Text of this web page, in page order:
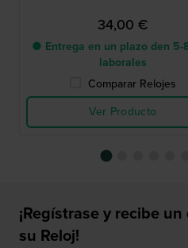
34,00 €
● Entrega en un plazo den 5-
laborales
Comparar Relojes
Ver Producto
¡Regístrase y recibe
su Reloj!